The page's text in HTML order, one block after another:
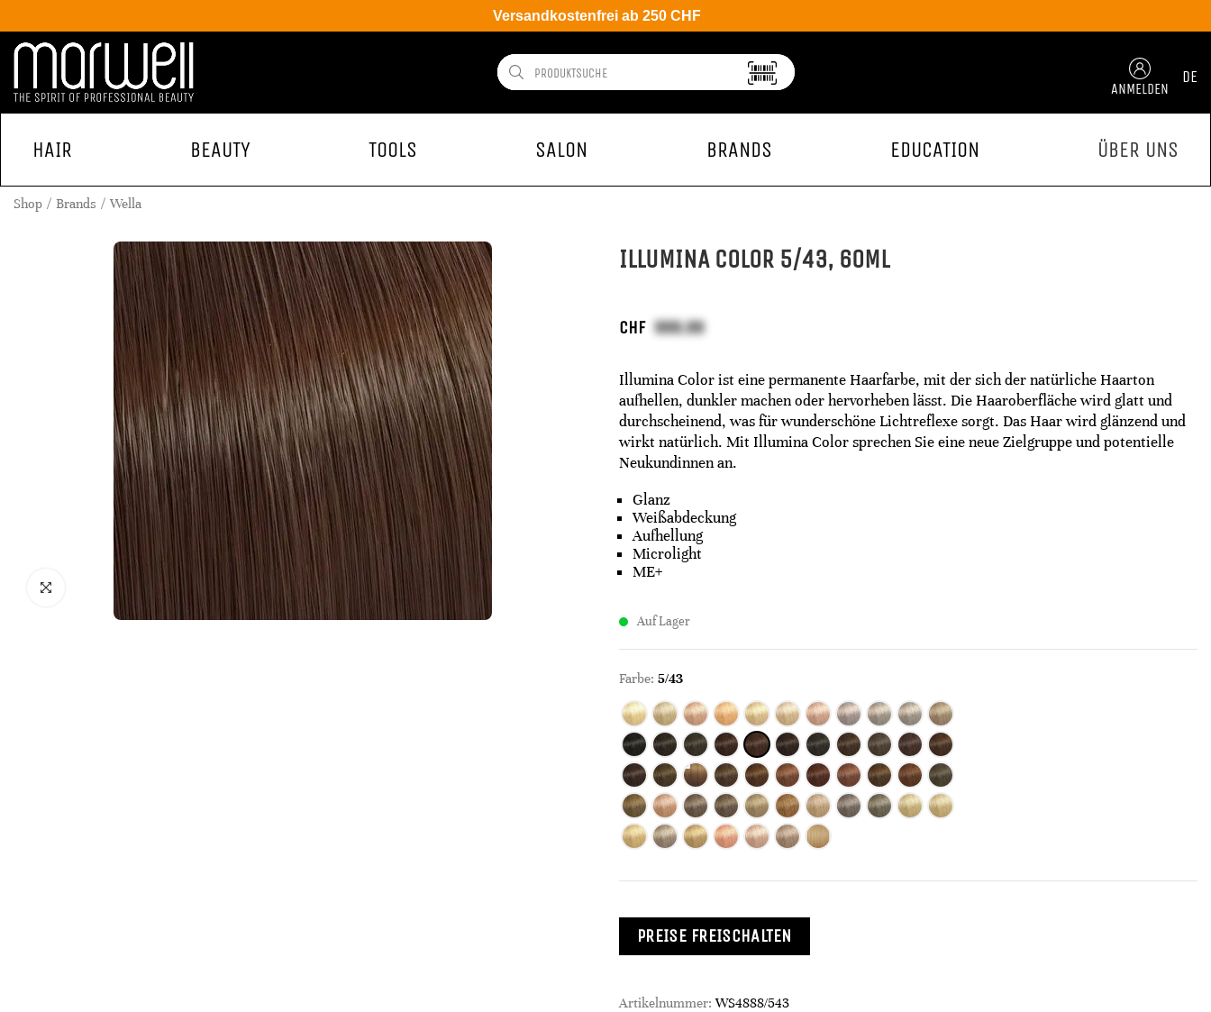
Versandkostenfrei ab 250 CHF
ANMELDEN
DE
HAIR BEAUTY TOOLS SALON BRANDS EDUCATION ÜBER UNS
Shop Brands Wella
ILLUMINA COLOR 5/43, 60ML
CHF
Illumina Color ist eine permanente Haarfarbe, mit der sich der natürliche Haarton
aufhellen, dunkler machen oder hervorheben lässt. Die Haaroberfläche wird glatt und
durchscheinend, was für wunderschöne Lichtreflexe sorgt. Das Haar wird glänzend und
wirkt natürlich. Mit Illumina Color sprechen Sie eine neue Zielgruppe und potentielle
Neukundinnen an.
Glanz
Weißabdeckung
Aufhellung
Microlight
ME+
Auf Lager
Farbe: 5/43
PREISE FREISCHALTEN
Artikelnummer: WS4888/543